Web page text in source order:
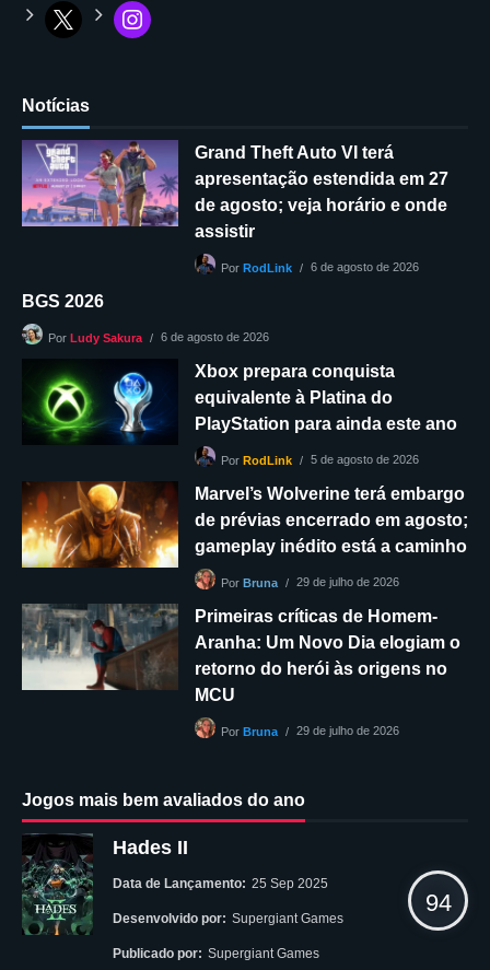
Notícias
Grand Theft Auto VI terá
apresentação estendida em 27
de agosto; veja horário e onde
assistir
Por RodLink 6 de agosto de 2026
BGS 2026
Por Ludy Sakura 6 de agosto de 2026
Xbox prepara conquista
equivalente à Platina do
PlayStation para ainda este ano
Por RodLink 5 de agosto de 2026
Marvel’s Wolverine terá embargo
de prévias encerrado em agosto;
gameplay inédito está a caminho
Por Bruna 29 de julho de 2026
Primeiras críticas de Homem-
Aranha: Um Novo Dia elogiam o
retorno do herói às origens no
MCU
Por Bruna 29 de julho de 2026
Jogos mais bem avaliados do ano
Hades II
Data de Lançamento: 25 Sep 2025
Desenvolvido por: Supergiant Games
Publicado por: Supergiant Games
94